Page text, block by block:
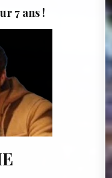
7 ans !